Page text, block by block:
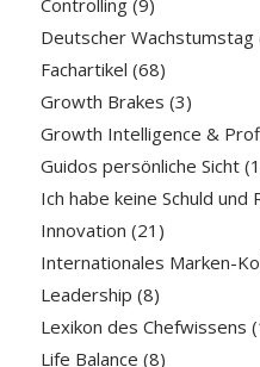
Controlling(9)
Deutscher Wachstumstag
Fachartikel (68)
Growth Brakes (3)
Growth Intelligence &
Guidos persönliche Sicht
Ich habe keine Schuld und
Innovation (21)
Internationales Marken-
Leadership (8)
Lexikon des Chefwissens
Life Balance (8)